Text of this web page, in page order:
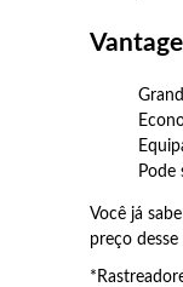
Pode
Você já
preço